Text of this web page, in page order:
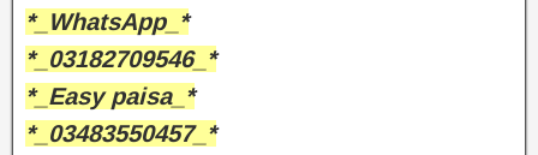
*_WhatsApp_*
*_03182709546_*
*_Easy paisa_*
*_03483550457_*